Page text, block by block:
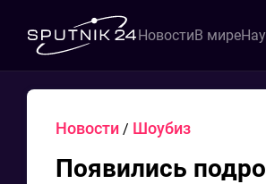
НовостиВ мире
Новости / Шоубиз
Появились